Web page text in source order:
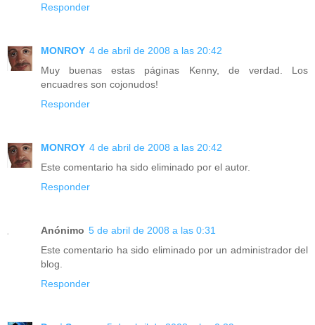
Responder
MONROY 4 de abril de 2008 a las 20:42
Muy buenas estas páginas Kenny, de verdad. Los
encuadres son cojonudos!
Responder
MONROY 4 de abril de 2008 a las 20:42
Este comentario ha sido eliminado por el autor.
Responder
Anónimo 5 de abril de 2008 a las 0:31
Este comentario ha sido eliminado por un administrador del
blog.
Responder